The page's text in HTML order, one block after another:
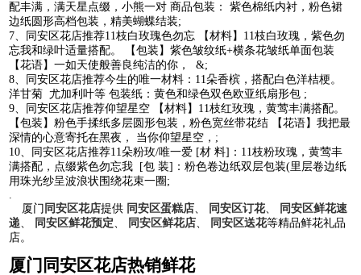
配丰满，满天星点缀，小熊一对 商品包装： 紫色棉纸内衬，粉色裙
边纸圆形高档包装，精美蝴蝶结装;
7、同安区花店推荐11枝白玫瑰色勿忘 【材料】11枝白玫瑰，紫色勿
忘我和绿叶适量搭配。 【包装】紫色皱纹纸+横条花皱纸单面包装
【花语】一如天使般善良纯洁的你， &;
8、同安区花店推荐今生的唯一材料：11朵香槟，搭配白色洋桔梗。
洋甘菊 尤加利叶等 包装纸：黄色和绿色双色欧亚纸扇形包 ;
9、同安区花店推荐仰望星空 【材料】11枝红玫瑰，黄莺丰满搭配。
【包装】粉色手揉纸多层圆形包装，粉色宽丝带花结 【花语】我把最
深情的心意寄托在黑夜， 当你仰望星空，;
10、同安区花店推荐11朵粉玫/唯一爱 [材 料]：11枝粉玫瑰，黄莺丰
满搭配，点缀紫色勿忘我 [包 装]：粉色卷边纸双层包装(里层卷边纸
用珠光纱呈波浪状围绕花束一圈;
.
厦门 同安区花店提供 同安区蛋糕店、 同安区订花、
同安区鲜花速
递、 同安区鲜花预定、 同安区鲜花店、 同安区送花等精品鲜花礼品
店。
厦门同安区花店热销鲜花